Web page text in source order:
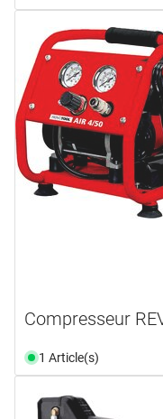
Compresseur
1 Article(s)